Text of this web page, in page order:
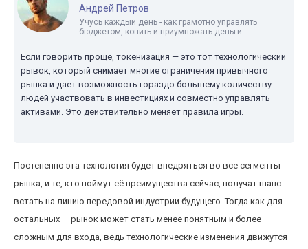
Андрей Петров
Учусь каждый день - как грамотно управлять
бюджетом, копить и приумножать деньги
Если говорить проще, токенизация — это тот технологический
рывок, который снимает многие ограничения привычного
рынка и дает возможность гораздо большему количеству
людей участвовать в инвестициях и совместно управлять
активами. Это действительно меняет правила игры.
Постепенно эта технология будет внедряться во все сегменты
рынка, и те, кто поймут её преимущества сейчас, получат шанс
встать на линию передовой индустрии будущего. Тогда как для
остальных — рынок может стать менее понятным и более
сложным для входа, ведь технологические изменения движутся